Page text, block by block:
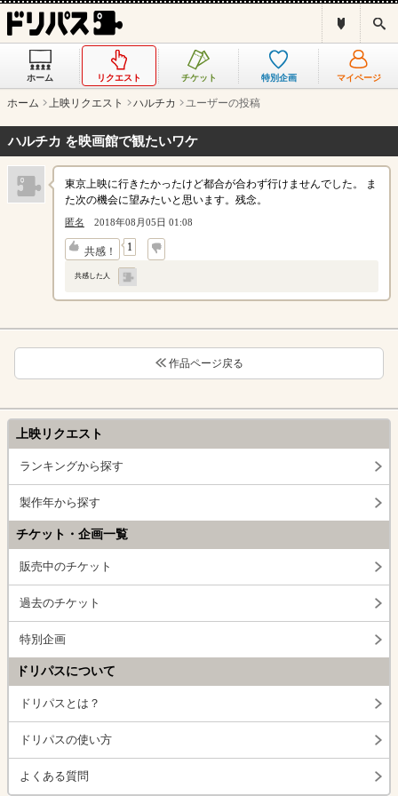
ス
ホーム リクエスト チケット 特別企画 マイページ
ホーム 上映リクエスト ハルチカ ユーザーの投稿
ハルチカ を映画館で観たいワケ
東京上映に行きたかったけど都合が合わず行けませんでした。 ま
た次の機会に望みたいと思います。残念。
匿名 2018年08月05日 01:08
共感！ 1
↓
共感した人
作品ページ戻る
上映リクエスト
ランキングから探す
製作年から探す
チケット・企画一覧
販売中のチケット
過去のチケット
特別企画
ドリパスについて
ドリパスとは？
ドリパスの使い方
よくある質問